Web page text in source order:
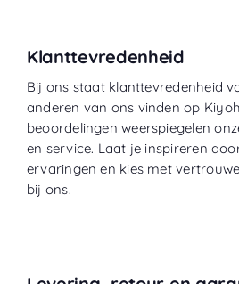
Klanttevredenheid
Bij ons staat klanttevredenheid
anderen van ons vinden op Kiyoh
beoordelingen weerspiegelen
en service. Laat je inspireren
ervaringen en kies met
bij ons.